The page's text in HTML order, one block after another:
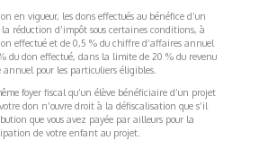
en vigueur, les dons effectués au bénéfice d’un
réduction d’impôt sous certaines conditions, à
effectué et de 0,5 % du chiffre d’affaires annuel
du don effectué, dans la limite de 20 % du revenu
annuel pour les particuliers éligibles.
foyer fiscal qu’un élève bénéficiaire d’un projet
don n’ouvre droit à la défiscalisation que s’il
que vous avez payée par ailleurs pour la
de votre enfant au projet.